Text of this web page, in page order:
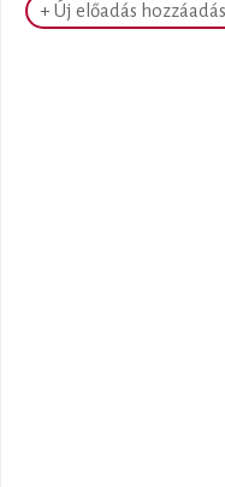
+ Új előadás